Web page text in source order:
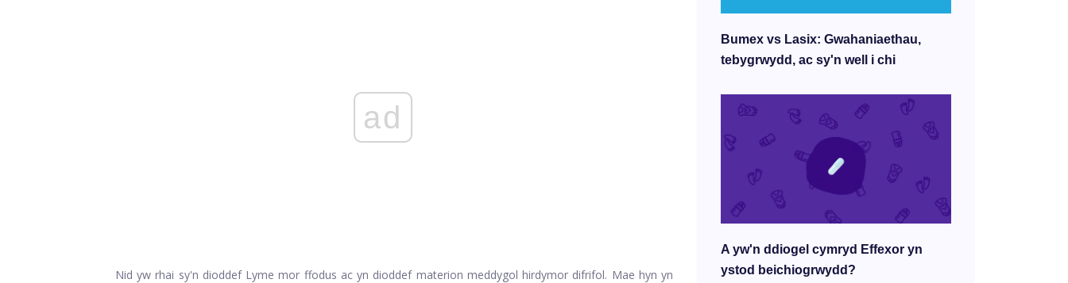
ad
Nid yw rhai sy'n dioddef Lyme mor ffodus ac yn dioddef materion meddygol hirdymor difrifol. Mae hyn yn
Bumex vs Lasix: Gwahaniaethau,
tebygrwydd, ac sy'n well i chi
A yw'n ddiogel cymryd Effexor yn
ystod beichiogrwydd?